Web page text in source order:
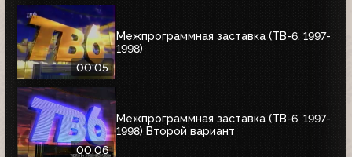
00:05
Межпрограммная заставка (ТВ-6, 1997-
1998)
00:06
Межпрограммная заставка (ТВ-6, 1997-
1998) Второй вариант